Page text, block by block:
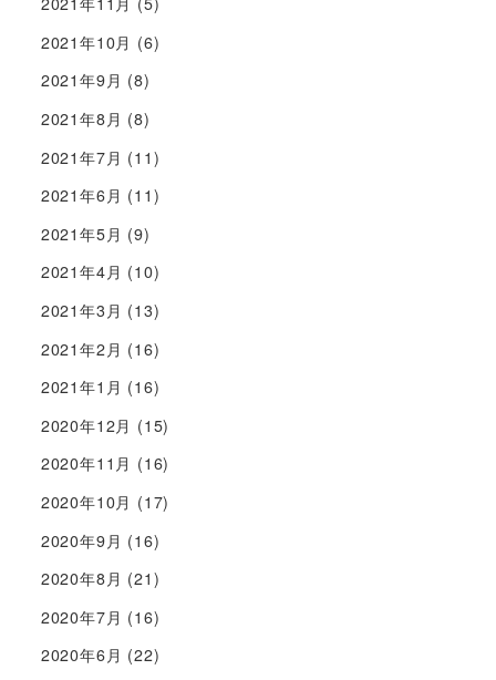
2021年10月 (6)
2021年9月 (8)
2021年8月 (8)
2021年7月 (11)
2021年6月 (11)
2021年5月 (9)
2021年4月 (10)
2021年3月 (13)
2021年2月 (16)
2021年1月 (16)
2020年12月 (15)
2020年11月 (16)
2020年10月 (17)
2020年9月 (16)
2020年8月 (21)
2020年7月 (16)
2020年6月 (22)